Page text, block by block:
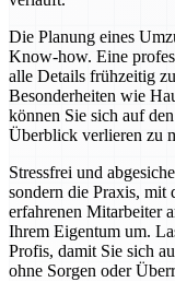
Die Planung eines
Know-how. Eine
alle Details frühzeitig
Besonderheiten wie
können Sie sich auf
Überblick verlieren zu
Stressfrei und
sondern die Praxis, mit
erfahrenen Mitarbeiter
Ihrem Eigentum um.
Profis, damit Sie sich
ohne Sorgen oder